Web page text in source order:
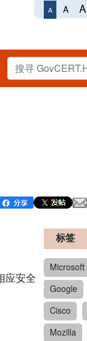
A A A
应安全
标签
Microsoft
Google
Cisco
Mozilla